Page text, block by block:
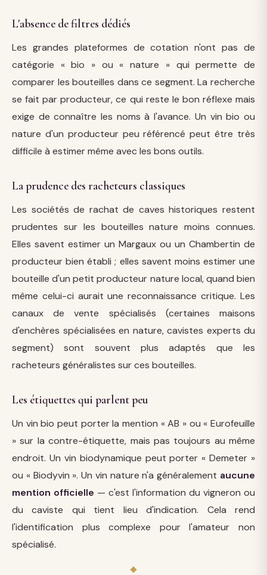
L'absence de filtres dédiés
Les grandes plateformes de cotation n'ont pas de
catégorie « bio » ou « nature » qui permette de
comparer les bouteilles dans ce segment. La recherche
se fait par producteur, ce qui reste le bon réflexe mais
exige de connaître les noms à l'avance. Un vin bio ou
nature d'un producteur peu référencé peut être très
difficile à estimer même avec les bons outils.
La prudence des racheteurs classiques
Les sociétés de rachat de caves historiques restent
prudentes sur les bouteilles nature moins connues.
Elles savent estimer un Margaux ou un Chambertin de
producteur bien établi ; elles savent moins estimer une
bouteille d'un petit producteur nature local, quand bien
même celui-ci aurait une reconnaissance critique. Les
canaux de vente spécialisés (certaines maisons
d'enchères spécialisées en nature, cavistes experts du
segment) sont souvent plus adaptés que les
racheteurs généralistes sur ces bouteilles.
Les étiquettes qui parlent peu
Un vin bio peut porter la mention « AB » ou « Eurofeuille
» sur la contre-étiquette, mais pas toujours au même
endroit. Un vin biodynamique peut porter « Demeter »
ou « Biodyvin ». Un vin nature n'a généralement aucune
mention officielle — c'est l'information du vigneron ou
du caviste qui tient lieu d'indication. Cela rend
l'identification plus complexe pour l'amateur non
spécialisé.